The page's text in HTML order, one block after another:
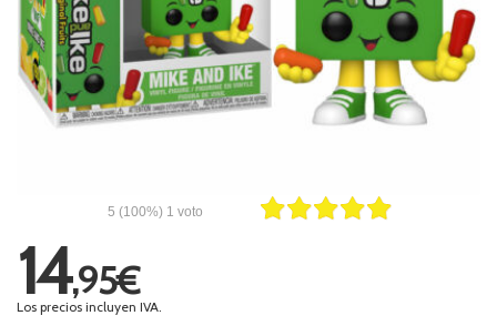
5 (100%) 1 voto
14,95€
Los precios incluyen IVA.